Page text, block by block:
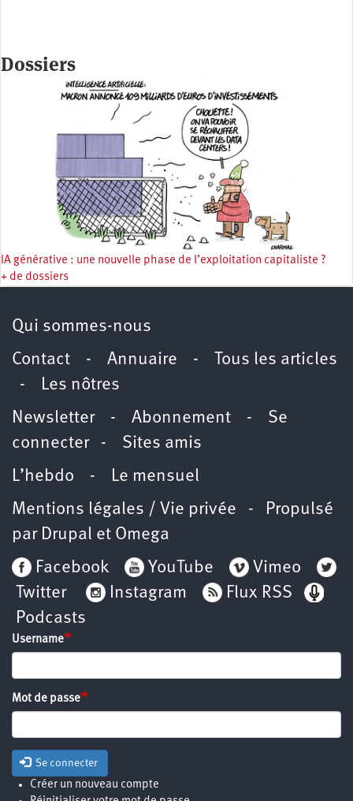
Dossiers
IA générative : une nouvelle phase de l’exploitation capitaliste ?
+ de dossiers
Qui sommes-nous
Contact - Annuaire - Tous les articles
-
Les nôtres
Newsletter- Abonnement - Se
connecter- Sites amis
L’hebdo -
Le mensuel
Mentions légales / Vie privée - Propulsé
par Drupal et Omega
Facebook
YouTube
Vimeo
Twitter
Instagram
Flux RSS
Podcasts
Username
Mot de passe
Se connecter
Créer un nouveau compte